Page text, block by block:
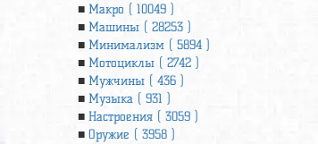
Макро ( 10049 )
Машины ( 28253 )
Минимализм ( 5894 )
Мотоциклы ( 2742 )
Мужчины ( 436 )
Музыка ( 931 )
Настроения ( 3059 )
Оружие ( 3958 )